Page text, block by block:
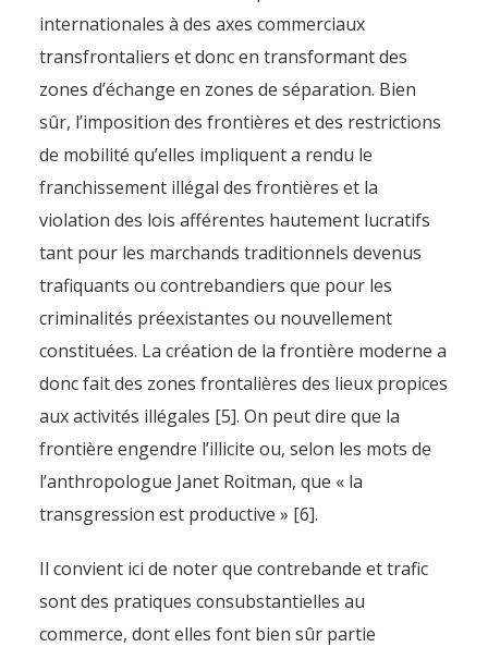
internationales à des axes commerciaux
transfrontaliers et donc en transformant des
zones d’échange en zones de séparation. Bien
sûr, l’imposition des frontières et des restrictions
de mobilité qu’elles impliquent a rendu le
franchissement illégal des frontières et la
violation des lois afférentes hautement lucratifs
tant pour les marchands traditionnels devenus
trafiquants ou contrebandiers que pour les
criminalités préexistantes ou nouvellement
constituées. La création de la frontière moderne a
donc fait des zones frontalières des lieux propices
aux activités illégales [5]. On peut dire que la
frontière engendre l’illicite ou, selon les mots de
l’anthropologue Janet Roitman, que « la
transgression est productive » [6].
Il convient ici de noter que contrebande et trafic
sont des pratiques consubstantielles au
commerce, dont elles font bien sûr partie